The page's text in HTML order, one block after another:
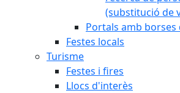
(substitució de
Portals amb
Festes locals
Turisme
Festes i fires
Llocs d'interès